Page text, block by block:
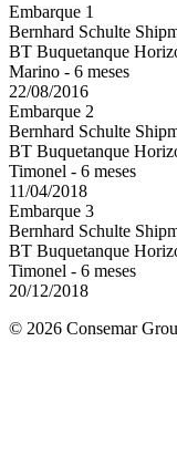
Embarque 1
Bernhard Schulte
BT Buquetanque
Marino - 6 meses
22/08/2016
Embarque 2
Bernhard Schulte
BT Buquetanque
Timonel - 6 meses
11/04/2018
Embarque 3
Bernhard Schulte
BT Buquetanque
Timonel - 6 meses
20/12/2018
© 2026 Consemar